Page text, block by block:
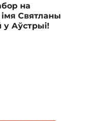
на
Святланы
у Аўстрыі!